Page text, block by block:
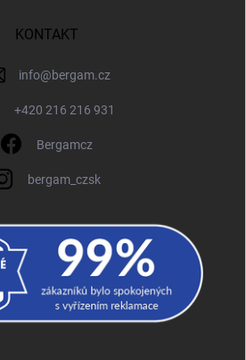
KONTAKT
info@bergam.cz
+420 216 216 931
Bergamcz
bergam_czsk